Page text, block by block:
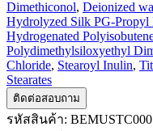
Dimethiconol, Deionized
Hydrolyzed Silk PG-Propyl
Hydrogenated
Polydimethylsiloxyethyl
Chloride, Stearoyl Inulin,
Stearates
ติดต่อสอบถาม
รหัสสินค้า: